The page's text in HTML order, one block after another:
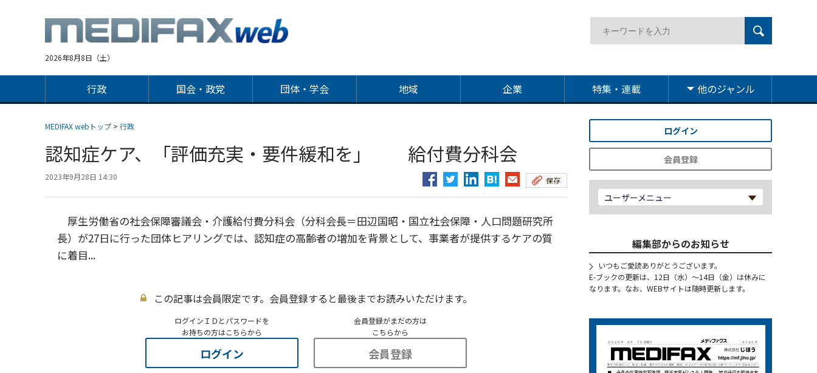
2026年8月8日（土）
行政 国会・政党 団体・学会 地域 企業 特集・連載 他のジャンル
MEDIFAX webトップ > 行政
認知症ケア、「評価充実・要件緩和を」 給付費分科会
2023年9月28日 14:30 保存
厚生労働省の社会保障審議会・介護給付費分科会（分科会長＝田辺国昭・国立社会保障・人口問題研究所
長）が27日に行った団体ヒアリングでは、認知症の高齢者の増加を背景として、事業者が提供するケアの質
に着目...
この記事は会員限定です。会員登録すると最後までお読みいただけます。
ログインＩＤとパスワードを
お持ちの方はこちらから
ログイン
会員登録がまだの方は
こちらから
会員登録
ログイン
会員登録
ユーザーメニュー
編集部からのお知らせ
いつもご愛読ありがとうございます。
E-ブックの更新は、12日（水）～14日（金）は休みに
なります。なお、WEBサイトは随時更新します。